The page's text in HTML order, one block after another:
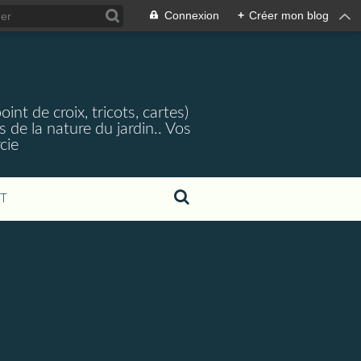
Connexion + Créer mon blog
de croix, tricots, cartes)
de la nature du jardin.. Vos